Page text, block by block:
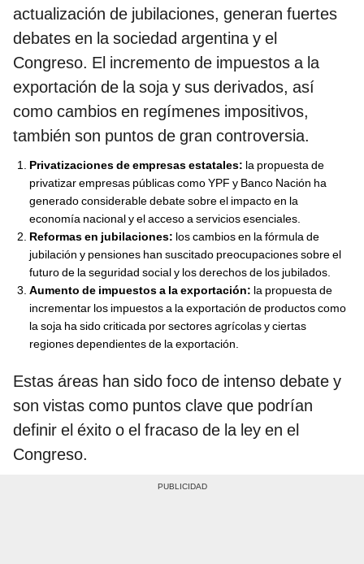
actualización de jubilaciones, generan fuertes
debates en la sociedad argentina y el
Congreso. El incremento de impuestos a la
exportación de la soja y sus derivados, así
como cambios en regímenes impositivos,
también son puntos de gran controversia.
Privatizaciones de empresas estatales: la propuesta de
privatizar empresas públicas como YPF y Banco Nación ha
generado considerable debate sobre el impacto en la
economía nacional y el acceso a servicios esenciales.
Reformas en jubilaciones: los cambios en la fórmula de
jubilación y pensiones han suscitado preocupaciones sobre el
futuro de la seguridad social y los derechos de los jubilados.
Aumento de impuestos a la exportación: la propuesta de
incrementar los impuestos a la exportación de productos como
la soja ha sido criticada por sectores agrícolas y ciertas
regiones dependientes de la exportación.
Estas áreas han sido foco de intenso debate y
son vistas como puntos clave que podrían
definir el éxito o el fracaso de la ley en el
Congreso.